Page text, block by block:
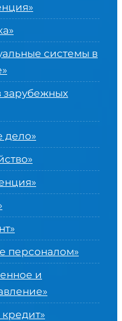
системы в
»
зарубежных
дело»
персоналом»
и